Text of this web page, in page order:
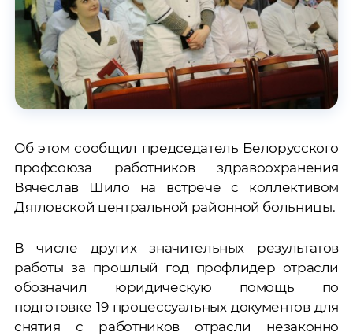
Об этом сообщил председатель Белорусского
профсоюза работников здравоохранения
Вячеслав Шило на встрече с коллективом
Дятловской центральной районной больницы.
В числе других значительных результатов
работы за прошлый год профлидер отрасли
обозначил юридическую помощь по
подготовке 19 процессуальных документов для
снятия с работников отрасли незаконно